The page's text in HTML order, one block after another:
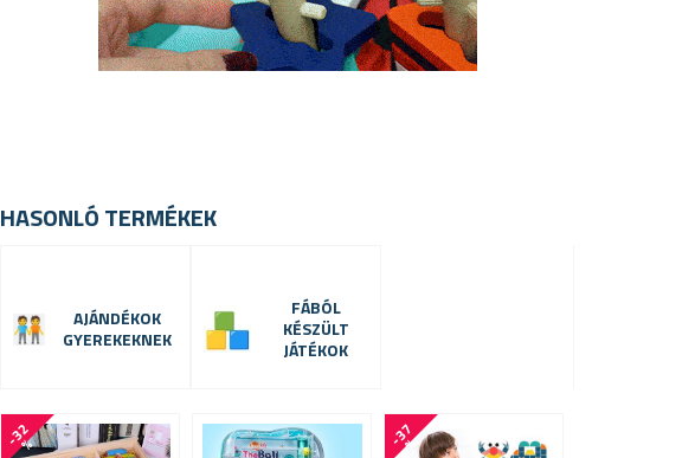
HASONLÓ TERMÉKEK
AJÁNDÉKOK
GYEREKEKNEK
FÁBÓL
KÉSZÜLT
JÁTÉKOK
-
3
2
% -
3
7
%